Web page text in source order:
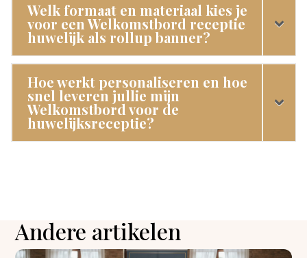
Welk formaat en materiaal kies je
voor een Welkomstbord receptie
huwelijk als rollup banner?
Hoe werkt personaliseren en hoe
snel leveren jullie mijn
Welkomstbord voor de
huwelijksreceptie?
Andere artikelen